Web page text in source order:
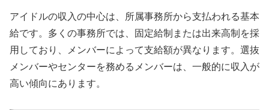
アイドルの収入の中心は、所属事務所から支払われる基本
給です。多くの事務所では、固定給制または出来高制を採
用しており、メンバーによって支給額が異なります。選抜
メンバーやセンターを務めるメンバーは、一般的に収入が
高い傾向にあります。